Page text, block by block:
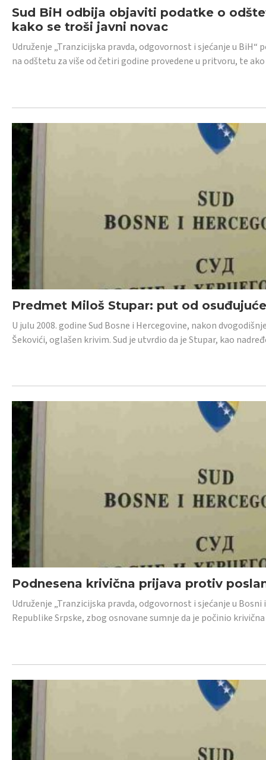
Sud BiH odbija objaviti podatke o
kako se troši javni novac
Udruženje „Tranzicijska pravda, odgovornost i sjećanje u
na odštetu za više od četiri godine provedene u pritvoru, te
Predmet Miloš Stupar: put od
U julu 2008. godine Sud Bosne i Hercegovine, nakon
Šekovići, oglašen krivim. Sud je utvrdio da je Stupar, kao
Podnesena krivična prijava protiv
Udruženje „Tranzicijska pravda, odgovornost i sjećanje u
Republike Srpske, zbog osnovane sumnje da je počinio